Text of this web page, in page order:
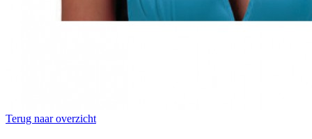
Terug naar overzicht